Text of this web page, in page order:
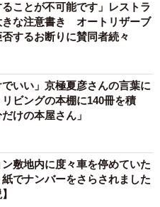
ることが不可能です」レストラ
きな注意書き オートリザーブ
するお断りに賛同者続々
でいい」京極夏彦さんの言葉に
ビングの本棚に140冊を積
けの本屋さん」
敷地内に度々車を停めていた
でナンバーをさらされました